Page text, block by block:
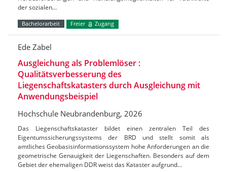
der sozialen…
Bachelorarbeit Freier Zugang
Ede Zabel
Ausgleichung als Problemlöser :
Qualitätsverbesserung des
Liegenschaftskatasters durch Ausgleichung mit
Anwendungsbeispiel
Hochschule Neubrandenburg, 2026
Das Liegenschaftskataster bildet einen zentralen Teil des
Eigentumssicherungssystems der BRD und stellt somit als
amtliches Geobasisinformationssystem hohe Anforderungen an die
geometrische Genauigkeit der Liegenschaften. Besonders auf dem
Gebiet der ehemaligen DDR weist das Kataster aufgrund…